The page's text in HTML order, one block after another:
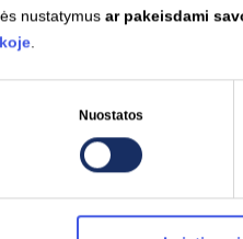
nustatymusar pakeisdami
.
Nuostatos
elektros kaina su visomis